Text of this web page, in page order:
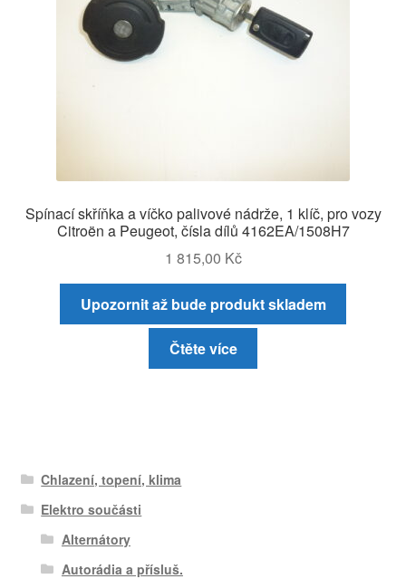
Spínací skříňka a víčko palivové nádrže, 1 klíč, pro vozy
Citroën a Peugeot, čísla dílů 4162EA/1508H7
1 815,00 Kč
Upozornit až bude produkt skladem
Čtěte více
Chlazení, topení, klima
Elektro součásti
Alternátory
Autorádia a přísluš.